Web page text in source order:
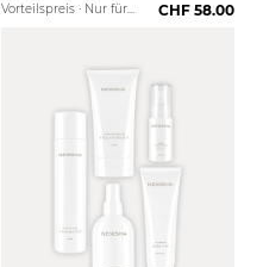
Vorteilspreis · Nur für
CHF 58.00